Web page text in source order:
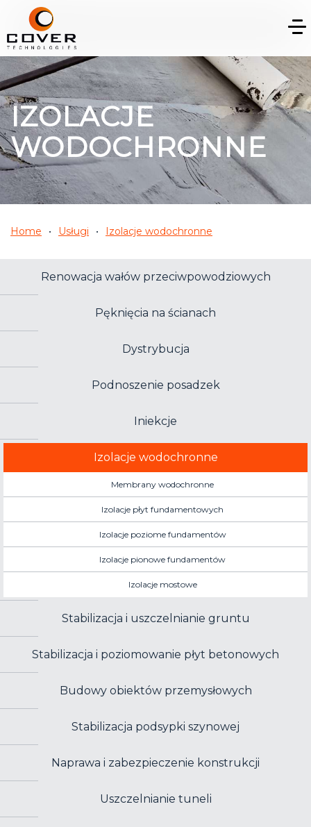
IZOLACJE
WODOCHRONNE
Home Usługi Izolacje wodochronne
Renowacja wałów przeciwpowodziowych
Pęknięcia na ścianach
Dystrybucja
Podnoszenie posadzek
Iniekcje
Izolacje wodochronne
Membrany wodochronne
Izolacje płyt fundamentowych
Izolacje poziome fundamentów
Izolacje pionowe fundamentów
Izolacje mostowe
Stabilizacja i uszczelnianie gruntu
Stabilizacja i poziomowanie płyt betonowych
Budowy obiektów przemysłowych
Stabilizacja podsypki szynowej
Naprawa i zabezpieczenie konstrukcji
Uszczelnianie tuneli